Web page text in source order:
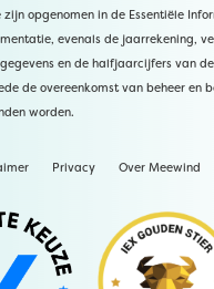
opgenomen in de Essentiële
evenals de jaarrekening,
en de halfjaarcijfers van de
de overeenkomst van beheer en
worden.
Privacy Over Meewind